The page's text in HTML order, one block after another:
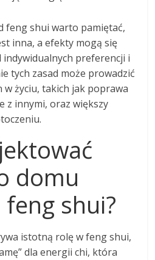
feng shui warto pamiętać,
inna, a efekty mogą się
indywidualnych preferencji i
tych zasad może prowadzić
w życiu, takich jak poprawa
z innymi, oraz większy
domu
shui?
istotną rolę w feng shui,
dla energii chi, która